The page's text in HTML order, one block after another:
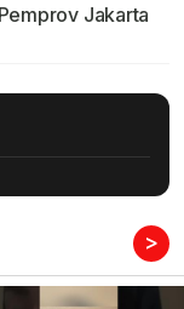
Jakarta
>